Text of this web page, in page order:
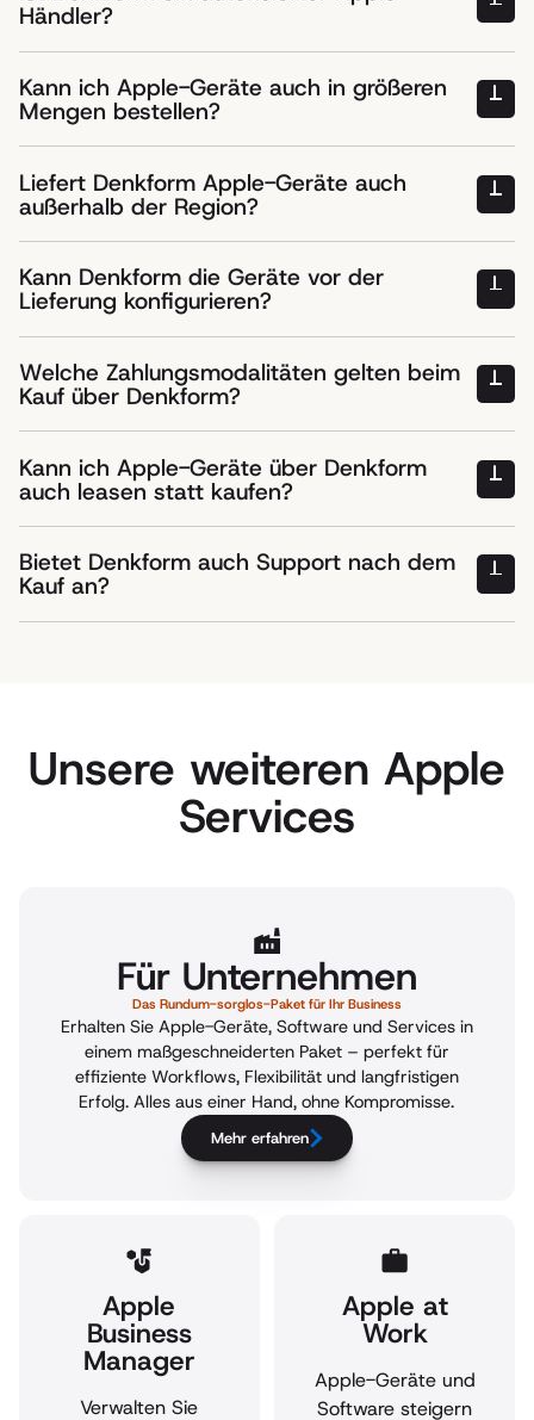
Händler?
Kann ich Apple-Geräte auch in größeren
Mengen bestellen?
Liefert Denkform Apple-Geräte auch
außerhalb der Region?
Kann Denkform die Geräte vor der
Lieferung konfigurieren?
Welche Zahlungsmodalitäten gelten beim
Kauf über Denkform?
Kann ich Apple-Geräte über Denkform
auch leasen statt kaufen?
Bietet Denkform auch Support nach dem
Kauf an?
Unsere weiteren Apple
Services
Für Unternehmen
Das Rundum-sorglos-Paket für Ihr Business
Erhalten Sie Apple-Geräte, Software und Services in
einem maßgeschneiderten Paket – perfekt für
effiziente Workflows, Flexibilität und langfristigen
Erfolg. Alles aus einer Hand, ohne Kompromisse.
Mehr erfahren
Apple
Business
Manager
Verwalten Sie
Apple at
Work
Apple-Geräte und
Software steigern